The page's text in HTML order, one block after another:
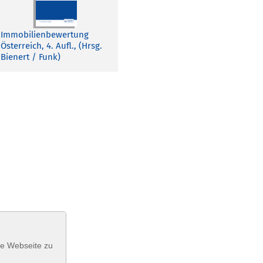
Immobilienbewertung
Österreich, 4. Aufl., (Hrsg.
Bienert / Funk)
Webseite zu